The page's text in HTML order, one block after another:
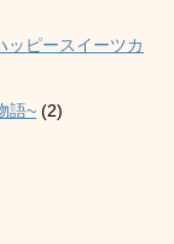
ッピースイーツカ
語~ (2)